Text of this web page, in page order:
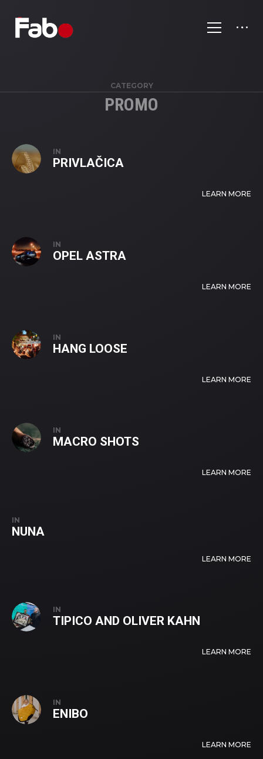
CATEGORY
PROMO
IN
PRIVLAČICA
LEARN MORE
IN
OPEL ASTRA
LEARN MORE
IN
HANG LOOSE
LEARN MORE
IN
MACRO SHOTS
LEARN MORE
IN
NUNA
LEARN MORE
IN
TIPICO AND OLIVER KAHN
LEARN MORE
IN
ENIBO
LEARN MORE